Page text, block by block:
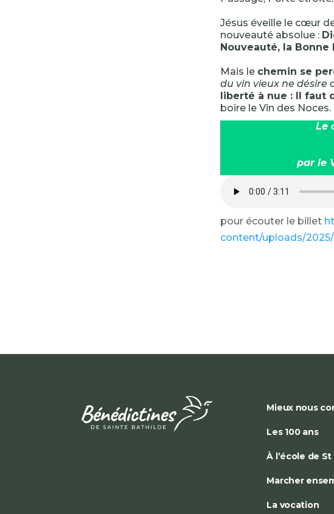
Jésus éveille le cœur
nouveauté absolue :
Nouveauté, la Bonne
Mais le chemin se
du vin vieux ne désire
liberté à nue : Il faut
boire le Vin des Noces.
Le
par le
pour écouter le billet
content/uploads/
Mieux nous
Les 100 ans
À l’école de
Marcher
La vocation